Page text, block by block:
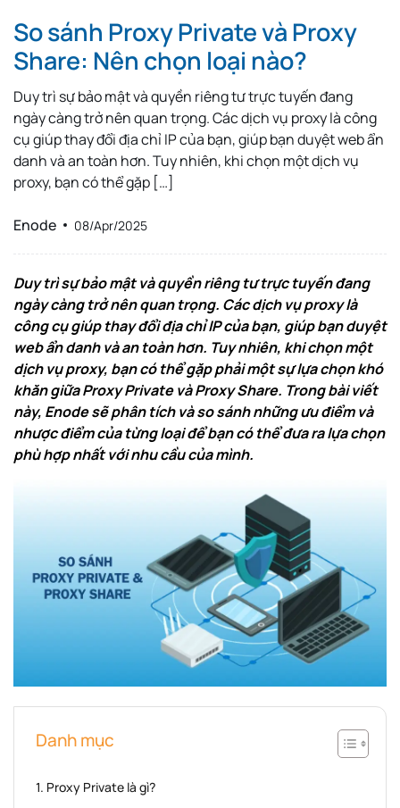
So sánh Proxy Private và Proxy
Share: Nên chọn loại nào?
Duy trì sự bảo mật và quyền riêng tư trực tuyến đang
ngày càng trở nên quan trọng. Các dịch vụ proxy là công
cụ giúp thay đổi địa chỉ IP của bạn, giúp bạn duyệt web ẩn
danh và an toàn hơn. Tuy nhiên, khi chọn một dịch vụ
proxy, bạn có thể gặp […]
Enode 08/Apr/2025
Duy trì sự bảo mật và quyền riêng tư trực tuyến đang
ngày càng trở nên quan trọng. Các dịch vụ proxy là
công cụ giúp thay đổi địa chỉ IP của bạn, giúp bạn duyệt
web ẩn danh và an toàn hơn. Tuy nhiên, khi chọn một
dịch vụ proxy, bạn có thể gặp phải một sự lựa chọn khó
khăn giữa Proxy Private và Proxy Share. Trong bài viết
này, Enode sẽ phân tích và so sánh những ưu điểm và
nhược điểm của từng loại để bạn có thể đưa ra lựa chọn
phù hợp nhất với nhu cầu của mình.
Danh mục
Proxy Private là gì?